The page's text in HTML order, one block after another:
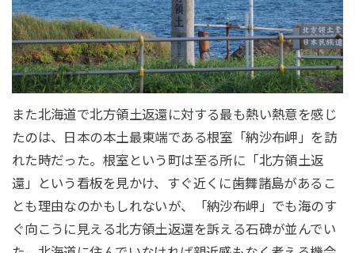
また北海道で北方領土返還に対する最も熱い熱意を感じ
たのは、日本の本土最東端である根室「納沙布岬」を訪
れた時だった。根室という町は至る所に「北方領土返
還」という看板を見かけ、すぐ近くに歯舞諸島があるこ
とも理由なのかもしれないが、「納沙布岬」でも海のす
ぐ向こうに見える北方領土返還を訴える石碑が並んでい